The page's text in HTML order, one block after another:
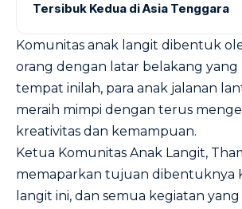
Tersibuk Kedua di Asia Tenggara
Komunitas anak langit dibentuk
orang dengan latar belakang yang
tempat inilah, para anak jalanan
meraih mimpi dengan terus
kreativitas dan kemampuan.
Ketua Komunitas Anak Langit,
memaparkan tujuan dibentuknya
langit ini, dan semua kegiatan